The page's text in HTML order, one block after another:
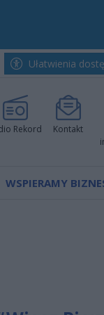
Ułatwienia
Rekord Kontakt
WSPIERAMY